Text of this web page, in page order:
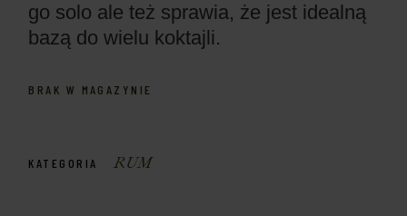
go solo ale też sprawia, że jest idealną
bazą do wielu koktajli.
BRAK W MAGAZYNIE
KATEGORIA RUM